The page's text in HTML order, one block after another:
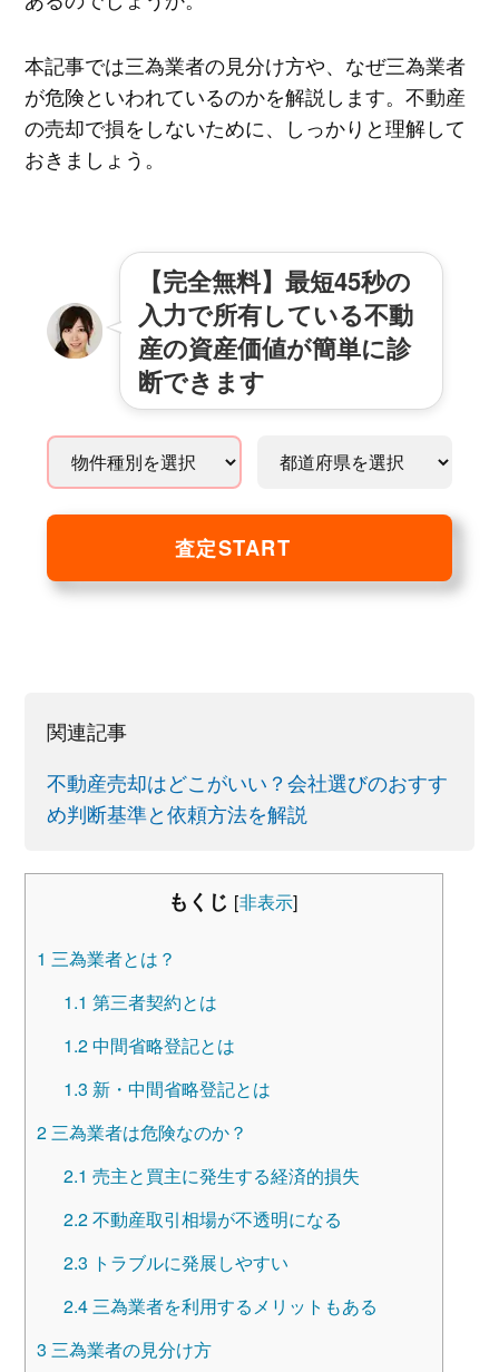
本記事では三為業者の見分け方や、なぜ三為業者
が危険といわれているのかを解説します。不動産
の売却で損をしないために、しっかりと理解して
おきましょう。
【完全無料】最短45秒の
入力で所有している不動
産の資産価値が簡単に診
断できます
査定START
関連記事
不動産売却はどこがいい？会社選びのおすす
め判断基準と依頼方法を解説
もくじ [非表示]
1 三為業者とは？
1.1 第三者契約とは
1.2中間省略登記とは
1.3 新・中間省略登記とは
2三為業者は危険なのか？
2.1 売主と買主に発生する経済的損失
2.2不動産取引相場が不透明になる
2.3 トラブルに発展しやすい
2.4三為業者を利用するメリットもある
3 三為業者の見分け方